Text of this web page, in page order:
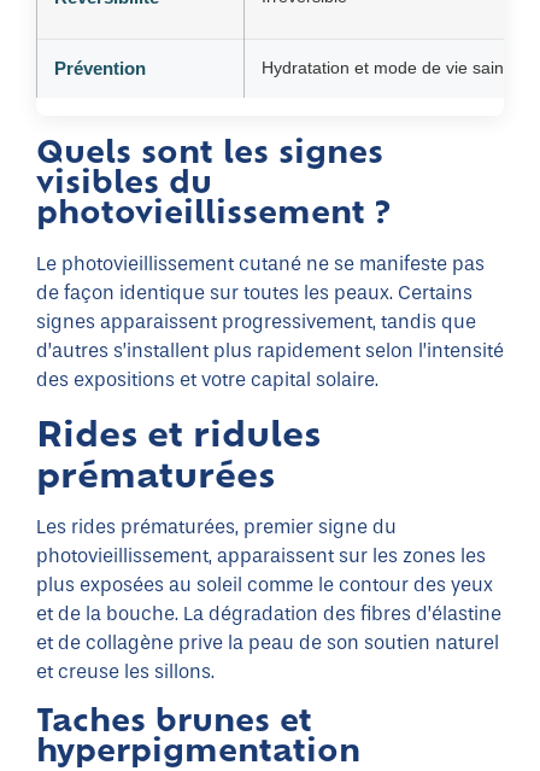
Prévention Hydratation et mode de vie sain
Quels sont les signes
visibles du
photovieillissement ?
Le photovieillissement cutané ne se manifeste pas
de façon identique sur toutes les peaux. Certains
signes apparaissent progressivement, tandis que
d’autres s’installent plus rapidement selon l’intensité
des expositions et votre capital solaire.
Rides et ridules
prématurées
Les rides prématurées, premier signe du
photovieillissement, apparaissent sur les zones les
plus exposées au soleil comme le contour des yeux
et de la bouche. La dégradation des fibres d’élastine
et de collagène prive la peau de son soutien naturel
et creuse les sillons.
Taches brunes et
hyperpigmentation